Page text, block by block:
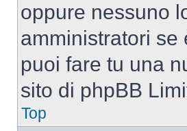
oppure nessuno
amministratori se
puoi fare tu una
sito di phpBB
Top